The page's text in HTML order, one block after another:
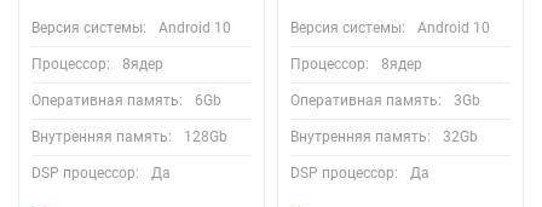
Версия системы: Android 10
Процессор: 8ядер
Оперативная память: 6Gb
Внутренняя память: 128Gb
DSP процессор: Да
Версия системы: Android 10
Процессор: 8ядер
Оперативная память: 3Gb
Внутренняя память: 32Gb
DSP процессор: Да